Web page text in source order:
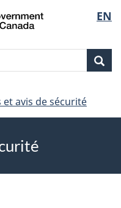
de
la
EN
et avis de sécurité